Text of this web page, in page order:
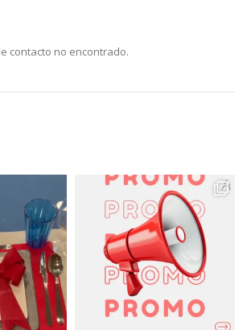
contacto no encontrado.